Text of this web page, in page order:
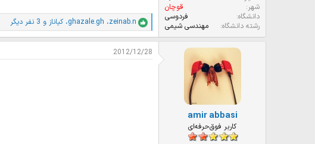
شهر
قوچان
دانشگاه
فردوسی
رشته دانشگاه
مهندسی شیمی
ا
م
ت
ی
zeinab.n، ghazale.gh، كياناز و 3 نفر دیگر
amir abbasi
کاربر فوق‌حرفه‌ای
2012/12/28